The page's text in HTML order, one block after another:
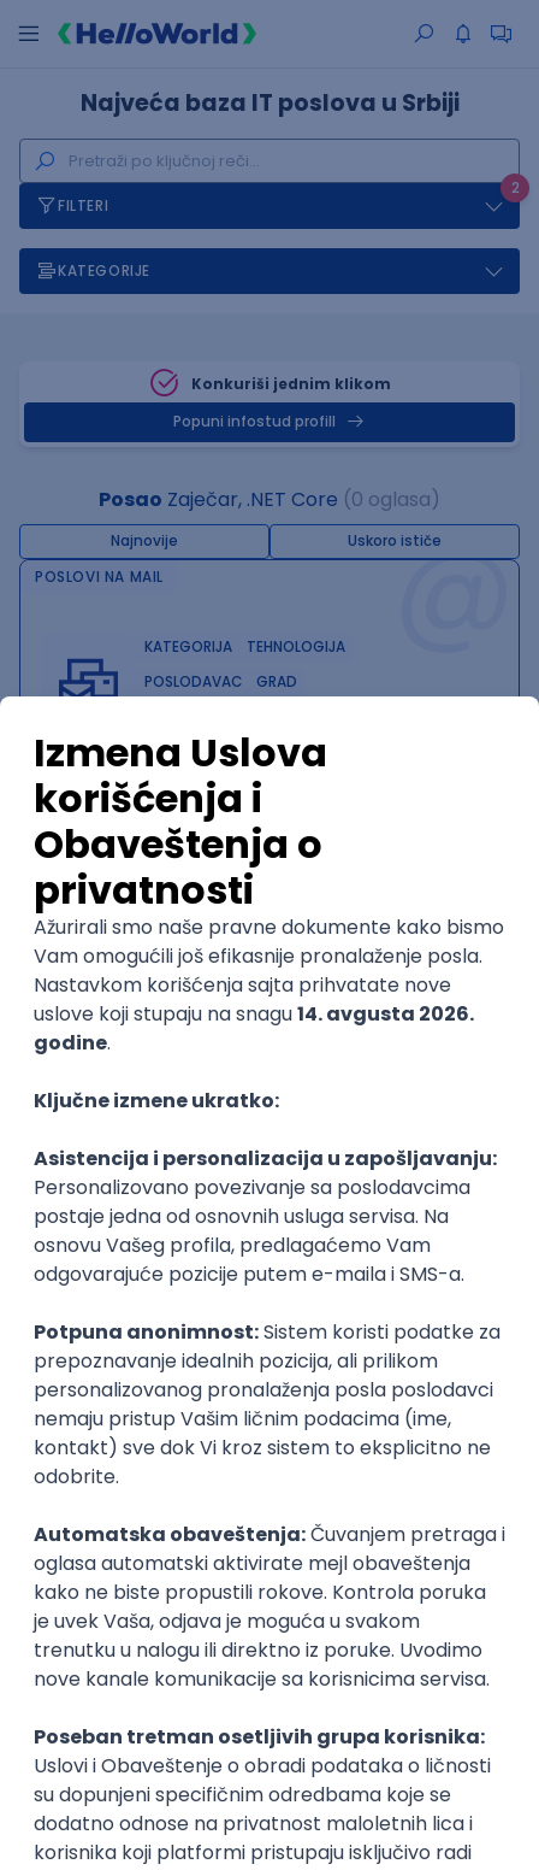
Najveća baza IT poslova u Srbiji
2
FILTERI
KATEGORIJE
Konkuriši jednim klikom
Popuni infostud profill
Posao Zaječar, .NET Core (0 oglasa)
Najnovije Uskoro ističe@
POSLOVI NA MAIL
KATEGORIJA
TEHNOLOGIJA
POSLODAVAC
GRAD
Najnoviji poslovi svakog dana u tvom
inboxu
Prijavi se
Trenutno nema oglasa po traženim kriterijumima
pretrage.
Pogledaj slične oglase ili izmeni kriterijume pretrage
OGLASI PO KRITERIJUMU .NET Core
Sigma Software
15.09.2026.
.NET C# Angular NoSQL AWS DevOps
OOP
Cloud
Kubernetes .NET Core Senior
Sr. .NET Developer / Backend
Remote
online intervju
11.09.2026.
C# REST .NET Core Senior
Istaknuti poslodavci
Okupljamo IT zajednicu, podižemo
transparentnost domaćeg IT tržišta rada i